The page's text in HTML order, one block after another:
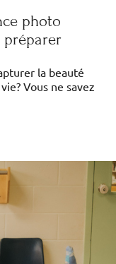
photo
préparer
la beauté
Vous ne savez